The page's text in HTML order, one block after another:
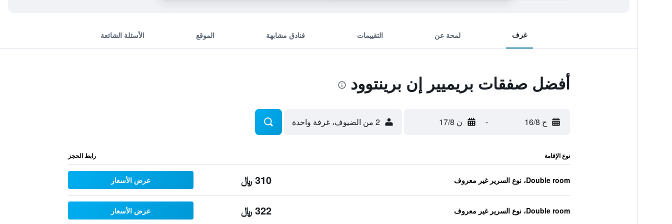
غرف لمحة عن التقييمات فنادق مشابهة الموقع الأسئلة الشائعة
أفضل صفقات بريميير إن برينتوود
ح 16/8 - ن 17/8 2 من الضيوف، غرفة واحدة
نوع الإقامة رابط الحجز
Double room، نوع السرير غير معروف 310 ﷼ عرض الأسعار
Double room، نوع السرير غير معروف 322 ﷼ عرض الأسعار